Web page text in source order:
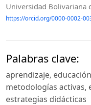
Universidad Bolivariana
https://orcid.org/0000-0002-
Palabras clave:
aprendizaje,
metodologías activas,
estrategias didácticas